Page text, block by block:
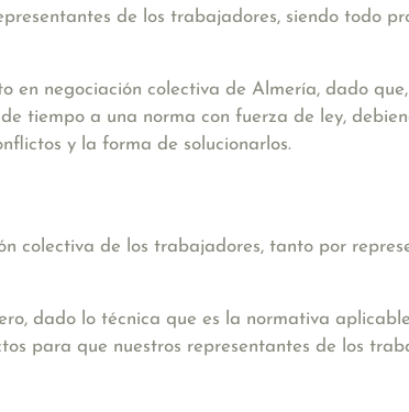
de los trabajadores, siendo todo
en negociación colectiva de Almería, dado
tiempo a una norma con fuerza de ley,
y la forma de solucionarlos.
colectiva de los trabajadores, tanto por
dado lo técnica que es la normativa
para que nuestros representantes de los